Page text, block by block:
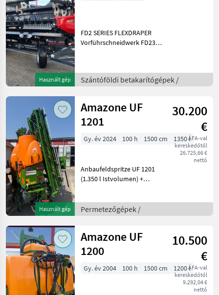
Használt gép
FD2 SERIES FLEXDRAPER
Vorführschneidwerk FD230
Seriennr. 465498-23 FM200
für CASE Gelenkwelle mit
Szántóföldi betakarítógépek /
Használt gép
Amazone UF
1201
30.200
€
ÁFA-val
kereskedőtől
26.725,66 €
nettó
Gy. év 2024 100 h 1500 cm 1350 l
Anbaufeldspritze UF 1201
(1.350 l Istvolumen) +
Gelenkwelle Walterscheid
W100E (1 3/8 Zoll, 810 mm)
Permetezőgépek /
Amazone UF
1200
10.500
€
ÁFA-val
kereskedőtől
9.292,04 €
nettó
Gy. év 2004 100 h 1500 cm 1200 l